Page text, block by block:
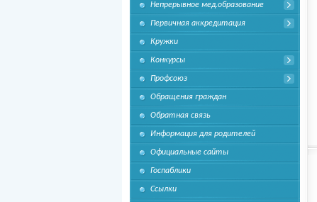
Непрерывное мед.образование
Первичная аккредитация
Кружки
Конкурсы
Профсоюз
Обращения граждан
Обратная связь
Информация для родителей
Официальные сайты
Госпаблики
Ссылки